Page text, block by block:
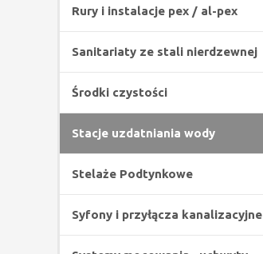
Rury i instalacje pex / al-pex
Sanitariaty ze stali nierdzewnej
Środki czystości
Stacje uzdatniania wody
Stelaże Podtynkowe
Syfony i przyłącza kanalizacyjne